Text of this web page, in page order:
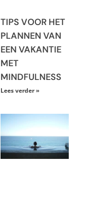
TIPS VOOR HET
PLANNEN VAN
EEN VAKANTIE
MET
MINDFULNESS
Lees verder »